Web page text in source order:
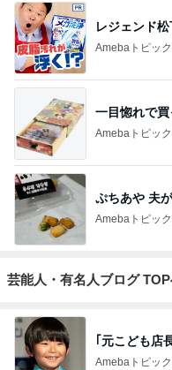
レジェンド
Amebaトピッ
一目惚れで
Amebaトピッ
ぷちあや 夫
Amebaトピッ
芸能人・有名人ブログ
｢元こども店
Amebaトピッ